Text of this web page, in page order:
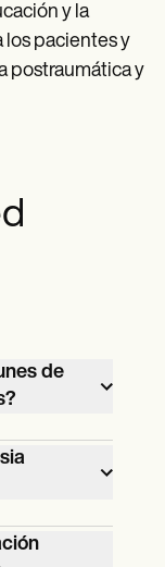
y la
pacientes y
postraumática y
de